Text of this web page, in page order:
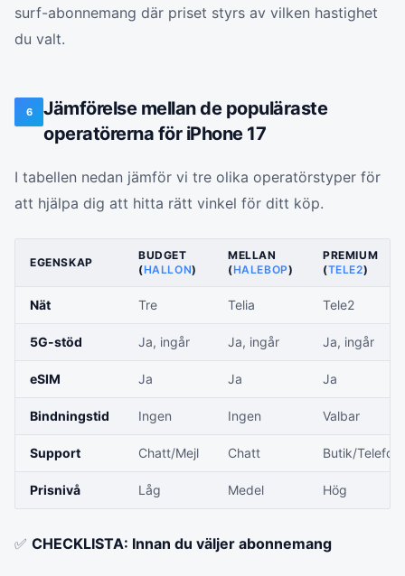
surf-abonnemang där priset styrs av vilken hastighet
du valt.
6
Jämförelse mellan de populäraste
operatörerna för iPhone 17
I tabellen nedan jämför vi tre olika operatörstyper för
att hjälpa dig att hitta rätt vinkel för ditt köp.
EGENSKAP
BUDGET
(HALLON)
MELLAN
(HALEBOP)
PREMIUM
(TELE2)
Nät Tre Telia Tele2
5G-stöd Ja, ingår Ja, ingår Ja, ingår
eSIM Ja Ja Ja
Bindningstid Ingen Ingen Valbar
Support Chatt/Mejl Chatt Butik/Telefon
Prisnivå Låg Medel Hög
✅ CHECKLISTA: Innan du väljer abonnemang